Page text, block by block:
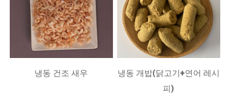
냉동 건조 새우
냉동 개밥(닭고기+연어 레시
피)